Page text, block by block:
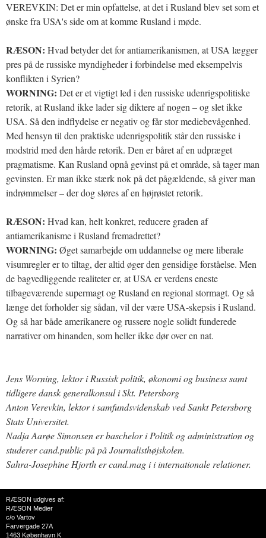
VEREVKIN: Det er min opfattelse, at det i Rusland blev set som et
ønske fra USA's side om at komme Rusland i møde.
RÆSON: Hvad betyder det for antiamerikanismen, at USA lægger
pres på de russiske myndigheder i forbindelse med eksempelvis
konflikten i Syrien?
WORNING: Det er et vigtigt led i den russiske udenrigspolitiske
retorik, at Rusland ikke lader sig diktere af nogen – og slet ikke
USA. Så den indflydelse er negativ og får stor mediebevågenhed.
Med hensyn til den praktiske udenrigspolitik står den russiske i
modstrid med den hårde retorik. Den er båret af en udpræget
pragmatisme. Kan Rusland opnå gevinst på et område, så tager man
gevinsten. Er man ikke stærk nok på det pågældende, så giver man
indrømmelser – der dog sløres af en højrøstet retorik.
RÆSON: Hvad kan, helt konkret, reducere graden af
antiamerikanisme i Rusland fremadrettet?
WORNING: Øget samarbejde om uddannelse og mere liberale
visumregler er to tiltag, der altid øger den gensidige forståelse. Men
de bagvedliggende realiteter er, at USA er verdens eneste
tilbageværende supermagt og Rusland en regional stormagt. Og så
længe det forholder sig sådan, vil der være USA-skepsis i Rusland.
Og så har både amerikanere og russere nogle solidt funderede
narrativer om hinanden, som heller ikke dør over en nat.
Jens Worning, lektor i Russisk politik, økonomi og business samt
tidligere dansk generalkonsul i Skt. Petersborg
Anton Verevkin, lektor i samfundsvidenskab ved Sankt Petersborg
Stats Universitet.
Nadja Aarøe Simonsen er baschelor i Politik og administration og
studerer cand.public på på Journalisthøjskolen.
Sahra-Josephine Hjorth er cand.mag i i internationale relationer.
RÆSON udgives af:
RÆSON Medier
c/o Vartov
Farvergade 27A
1463 København K